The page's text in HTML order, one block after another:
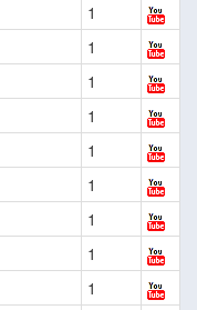
1
1
1
1
1
1
1
1
1